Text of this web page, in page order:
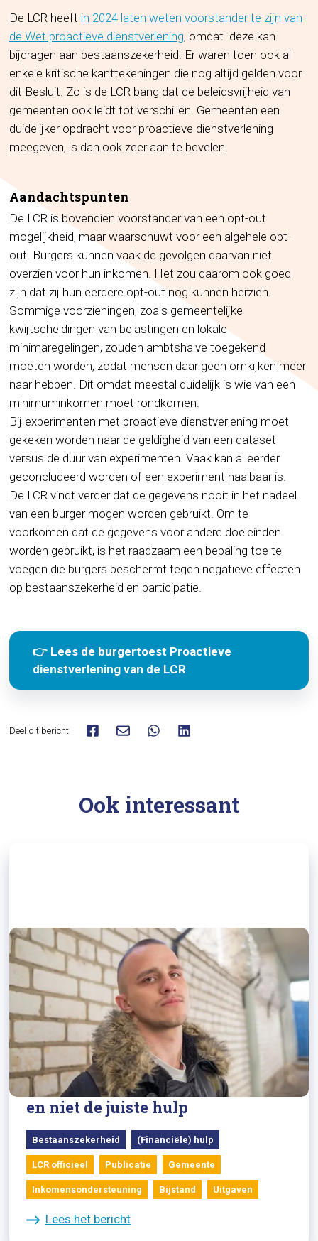
De LCR heeft in 2024 laten weten voorstander te zijn van
de Wet proactieve dienstverlening, omdat deze kan
bijdragen aan bestaanszekerheid. Er waren toen ook al
enkele kritische kanttekeningen die nog altijd gelden voor
dit Besluit. Zo is de LCR bang dat de beleidsvrijheid van
gemeenten ook leidt tot verschillen. Gemeenten een
duidelijker opdracht voor proactieve dienstverlening
meegeven, is dan ook zeer aan te bevelen.
Aandachtspunten
De LCR is bovendien voorstander van een opt-out
mogelijkheid, maar waarschuwt voor een algehele opt-
out. Burgers kunnen vaak de gevolgen daarvan niet
overzien voor hun inkomen. Het zou daarom ook goed
zijn dat zij hun eerdere opt-out nog kunnen herzien.
Sommige voorzieningen, zoals gemeentelijke
kwijtscheldingen van belastingen en lokale
minimaregelingen, zouden ambtshalve toegekend
moeten worden, zodat mensen daar geen omkijken meer
naar hebben. Dit omdat meestal duidelijk is wie van een
minimuminkomen moet rondkomen.
Bij experimenten met proactieve dienstverlening moet
gekeken worden naar de geldigheid van een dataset
versus de duur van experimenten. Vaak kan al eerder
geconcludeerd worden of een experiment haalbaar is.
De LCR vindt verder dat de gegevens nooit in het nadeel
van een burger mogen worden gebruikt. Om te
voorkomen dat de gegevens voor andere doeleinden
worden gebruikt, is het raadzaam een bepaling toe te
voegen die burgers beschermt tegen negatieve effecten
op bestaanszekerheid en participatie.
👉 Lees de burgertoest Proactieve
dienstverlening van de LCR
Deel dit bericht
Ook interessant
30/04/2026
Signaal LCR: Dak- en thuisloze
mensen krijgen te lage uitkering
en niet de juiste hulp
Bestaanszekerheid (Financiële) hulp
LCR officieel Publicatie Gemeente
Inkomensondersteuning Bijstand Uitgaven
Lees het bericht